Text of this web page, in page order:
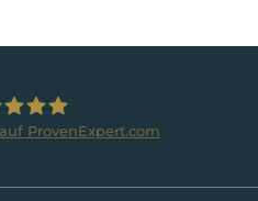
ProvenExpert.com